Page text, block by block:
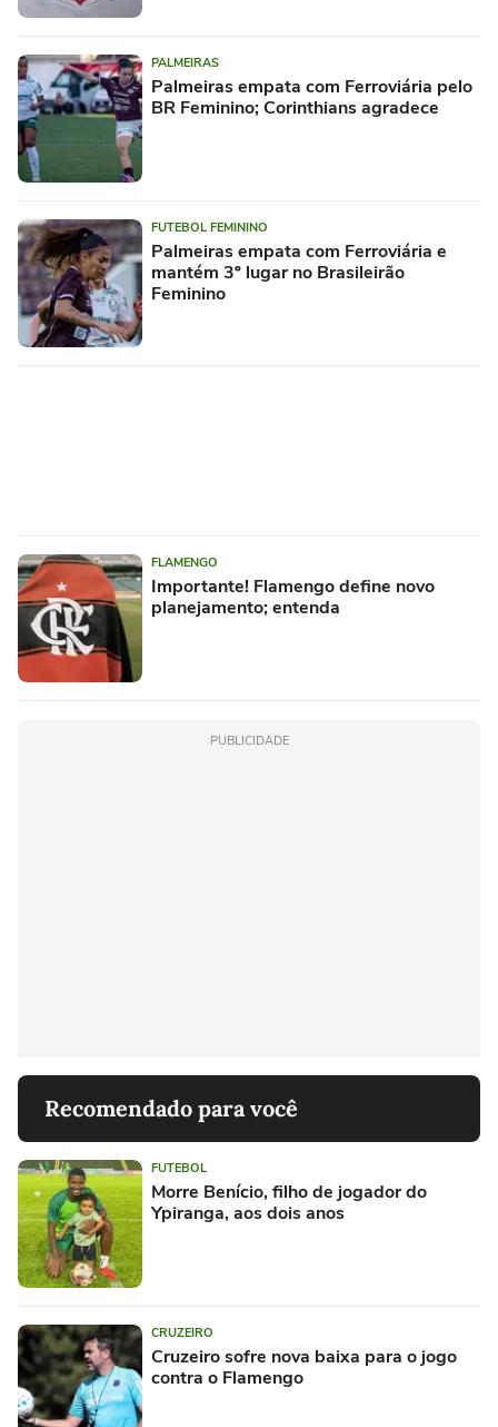
PALMEIRAS
Palmeiras empata com Ferroviária pelo
BR Feminino; Corinthians agradece
FUTEBOL FEMININO
Palmeiras empata com Ferroviária e
mantém 3º lugar no Brasileirão
Feminino
FLAMENGO
Importante! Flamengo define novo
planejamento; entenda
PUBLICIDADE
Recomendado para você
FUTEBOL
Morre Benício, filho de jogador do
Ypiranga, aos dois anos
CRUZEIRO
Cruzeiro sofre nova baixa para o jogo
contra o Flamengo